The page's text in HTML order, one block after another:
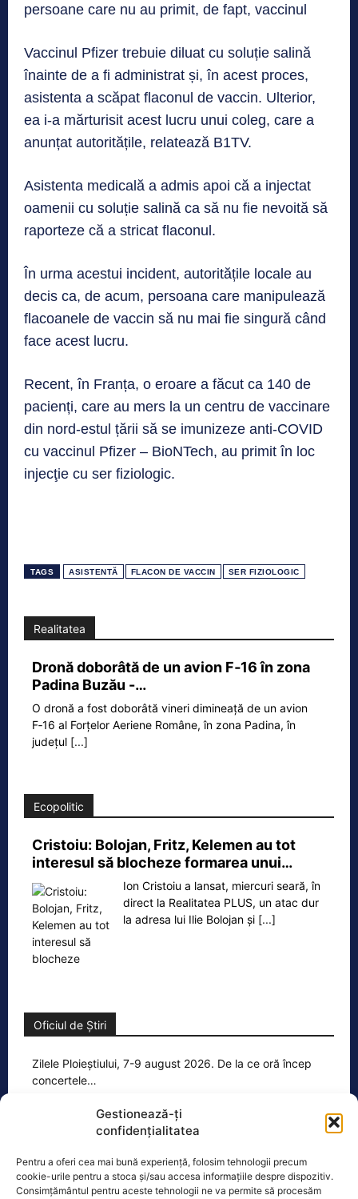
Gestionează-ți
confidențialitatea
Pentru a oferi cea mai bună experiență, folosim tehnologii precum
cookie-urile pentru a stoca și/sau accesa informațiile despre dispozitiv.
Consimțământul pentru aceste tehnologii ne va permite să procesăm
persoane care nu au primit, de fapt, vaccinul
Vaccinul Pfizer trebuie diluat cu soluție salină
înainte de a fi administrat și, în acest proces,
asistenta a scăpat flaconul de vaccin. Ulterior,
ea i-a mărturisit acest lucru unui coleg, care a
anunțat autoritățile, relatează B1TV.
Asistenta medicală a admis apoi că a injectat
oamenii cu soluție salină ca să nu fie nevoită să
raporteze că a stricat flaconul.
În urma acestui incident, autoritățile locale au
decis ca, de acum, persoana care manipulează
flacoanele de vaccin să nu mai fie singură când
face acest lucru.
Recent, în Franța, o eroare a făcut ca 140 de
pacienți, care au mers la un centru de vaccinare
din nord-estul țării să se imunizeze anti-COVID
cu vaccinul Pfizer – BioNTech, au primit în loc
injecţie cu ser fiziologic.
TAGS ASISTENTĂ FLACON DE VACCIN SER FIZIOLOGIC
Realitatea
Dronă doborâtă de un avion F‑16 în zona
Padina Buzău -…
O dronă a fost doborâtă vineri dimineață de un avion
F‑16 al Forțelor Aeriene Române, în zona Padina, în
județul [...]
Ecopolitic
Cristoiu: Bolojan, Fritz, Kelemen au tot
interesul să blocheze formarea unui…
Ion Cristoiu a lansat, miercuri seară, în
direct la Realitatea PLUS, un atac dur
la adresa lui Ilie Bolojan și [...]
Oficiul de Știri
Zilele Ploieștiului, 7-9 august 2026. De la ce oră încep
concertele…
perioada 7-9 august, aduc în centrul
orașului trei seri de concert, un